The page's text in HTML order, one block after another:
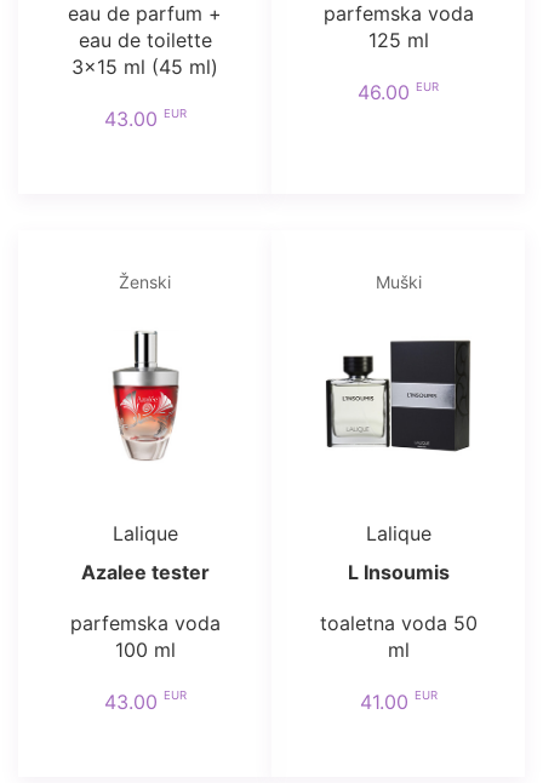
eau de parfum +
eau de toilette
3x15 ml (45 ml)
43.00 EUR
parfemska voda
125 ml
46.00 EUR
Ženski
Lalique
Azalee tester
parfemska voda
100 ml
43.00 EUR
Muški
Lalique
L Insoumis
toaletna voda 50
ml
41.00 EUR